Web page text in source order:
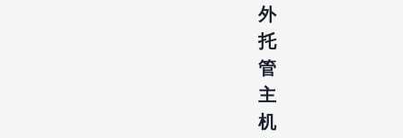
盘
点
外
托
管
主
机